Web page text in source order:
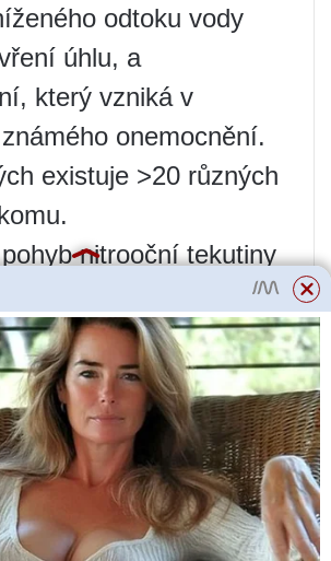
odtoku vody
úhlu, a
který vzniká v
onemocnění.
existuje >20 různých
nitrooční tekutiny
ciliárním tělesem
pod úhlem, který
duhovky a rohovky.
přes
síťovinu a
kanál (růžová šipka).